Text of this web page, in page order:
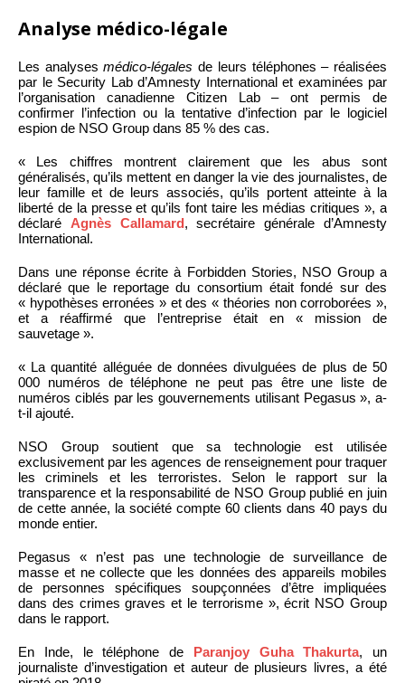
Analyse médico-légale
Les analysesmédico-légales de leurs téléphones – réalisées
par le Security Lab d’Amnesty International et examinées par
l’organisation canadienne Citizen Lab – ont permis de
confirmer l’infection ou la tentative d’infection par le logiciel
espion de NSO Group dans 85 % des cas.
« Les chiffres montrent clairement que les abus sont
généralisés, qu’ils mettent en danger la vie des journalistes, de
leur famille et de leurs associés, qu’ils portent atteinte à la
liberté de la presse et qu’ils font taire les médias critiques », a
déclaré Agnès Callamard, secrétaire générale d’Amnesty
International.
Dans une réponse écrite à Forbidden Stories, NSO Group a
déclaré que le reportage du consortium était fondé sur des
« hypothèses erronées » et des « théories non corroborées »,
et a réaffirmé que l’entreprise était en « mission de
sauvetage ».
« La quantité alléguée de données divulguées de plus de 50
000 numéros de téléphone ne peut pas être une liste de
numéros ciblés par les gouvernements utilisant Pegasus », a-
t-il ajouté.
NSO Group soutient que sa technologie est utilisée
exclusivement par les agences de renseignement pour traquer
les criminels et les terroristes. Selon le rapport sur la
transparence et la responsabilité de NSO Group publié en juin
de cette année, la société compte 60 clients dans 40 pays du
monde entier.
Pegasus « n’est pas une technologie de surveillance de
masse et ne collecte que les données des appareils mobiles
de personnes spécifiques soupçonnées d’être impliquées
dans des crimes graves et le terrorisme », écrit NSO Group
dans le rapport.
En Inde, le téléphone de Paranjoy Guha Thakurta, un
journaliste d’investigation et auteur de plusieurs livres, a été